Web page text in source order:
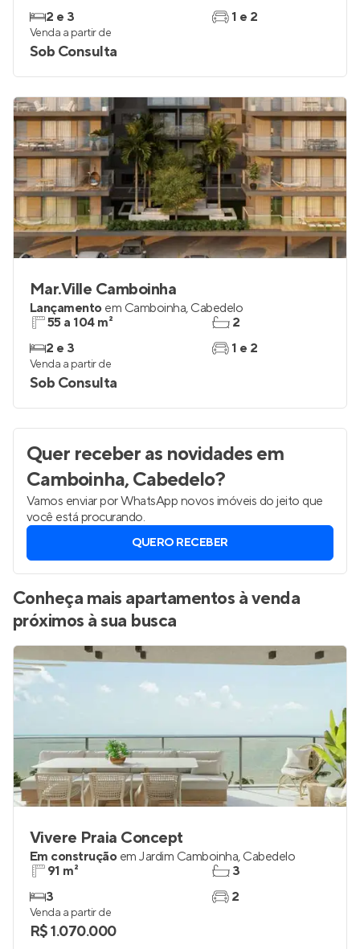
2 e 3 1 e 2
Venda a partir de
Sob Consulta
Mar.Ville Camboinha
Lançamento em Camboinha, Cabedelo
55 a 104 m²
2 e 3
2
1 e 2
Venda a partir de
Sob Consulta
Quer receber as novidadesem
Camboinha, Cabedelo?
Vamos enviar por WhatsApp novos imóveis do jeito que
você está procurando.
QUERO RECEBER
Conheça mais apartamentos à venda
próximos à sua busca
Vivere Praia Concept
Em construção em Jardim Camboinha, Cabedelo
91 m²
3
3
2
Venda a partir de
R$ 1.070.000